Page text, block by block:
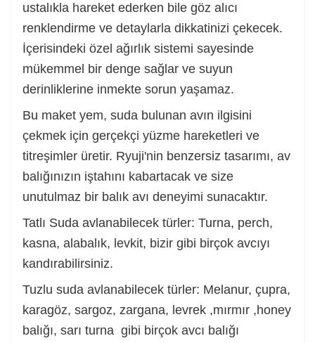
ustalıkla hareket ederken bile göz alıcı
renklendirme ve detaylarla dikkatinizi çekecek.
İçerisindeki özel ağırlık sistemi sayesinde
mükemmel bir denge sağlar ve suyun
derinliklerine inmekte sorun yaşamaz.
Bu maket yem, suda bulunan avın ilgisini
çekmek için gerçekçi yüzme hareketleri ve
titreşimler üretir. Ryuji'nin benzersiz tasarımı, av
balığınızın iştahını kabartacak ve size
unutulmaz bir balık avı deneyimi sunacaktır.
Tatlı Suda avlanabilecek türler: Turna, perch,
kasna, alabalık, levkit, bizir gibi birçok avcıyı
kandırabilirsiniz.
Tuzlu suda avlanabilecek türler: Melanur, çupra,
karagöz, sargoz, zargana, levrek ,mırmır ,honey
balığı, sarı turna gibi birçok avcı balığı